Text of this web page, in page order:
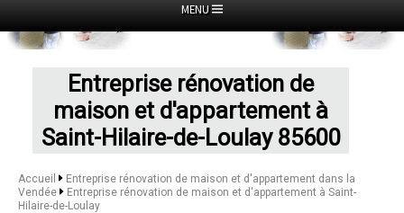
MENU
Entreprise rénovation de
maison et d'appartement à
Saint-Hilaire-de-Loulay 85600
Accueil
Entreprise rénovation de maison et d'appartement dans la
Vendée
Entreprise rénovation de maison et d'appartement à Saint-
Hilaire-de-Loulay